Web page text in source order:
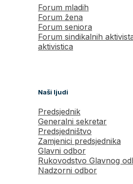
Forum mladih
Forum žena
Forum seniora
Forum sindikalnih
aktivistica
Naši ljudi
Predsjednik
Generalni sekretar
Predsjedništvo
Zamjenici predsjednika
Glavni odbor
Rukovodstvo Glavnog
Nadzorni odbor